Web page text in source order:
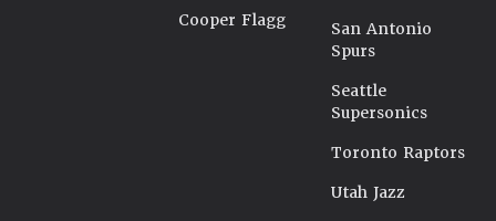
Cooper Flagg
San Antonio
Spurs
Seattle
Supersonics
Toronto Raptors
Utah Jazz